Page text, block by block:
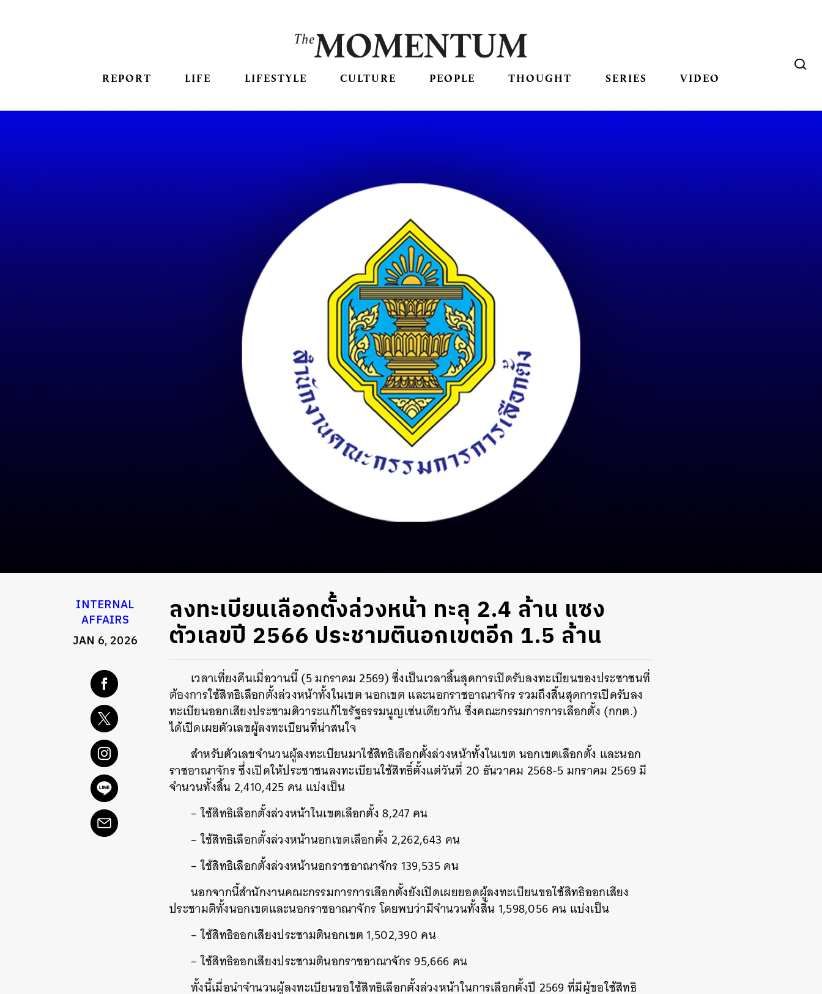
REPORT LIFE LIFESTYLE CULTURE PEOPLE THOUGHT SERIES VIDEO
INTERNAL
AFFAIRS
JAN 6, 2026
ลงทะเบียนเลือกตั้งล่วงหน้า ทะลุ 2.4 ล้าน แซง
ตัวเลขปี 2566 ประชามตินอกเขตอีก 1.5 ล้าน
เวลาเที่ยงคืนเมื่อวานนี้ (5 มกราคม 2569) ซึ่งเป็นเวลาสิ้นสุดการเปิดรับลงทะเบียนของประชาชนที่
ต้องการใช้สิทธิเลือกตั้งล่วงหน้าทั้งในเขต นอกเขต และนอกราชอาณาจักร รวมถึงสิ้นสุดการเปิดรับลง
ทะเบียนออกเสียงประชามติวาระแก้ไขรัฐธรรมนูญเช่นเดียวกัน ซึ่งคณะกรรมการการเลือกตั้ง (กกต.)
ได้เปิดเผยตัวเลขผู้ลงทะเบียนที่น่าสนใจ
สำหรับตัวเลขจำนวนผู้ลงทะเบียนมาใช้สิทธิเลือกตั้งล่วงหน้าทั้งในเขต นอกเขตเลือกตั้ง และนอก
ราชอาณาจักร ซึ่งเปิดให้ประชาชนลงทะเบียนใช้สิทธิ์ตั้งแต่วันที่ 20 ธันวาคม 2568-5 มกราคม 2569 มี
จำนวนทั้งสิ้น 2,410,425 คน แบ่งเป็น
– ใช้สิทธิเลือกตั้งล่วงหน้าในเขตเลือกตั้ง 8,247 คน
– ใช้สิทธิเลือกตั้งล่วงหน้านอกเขตเลือกตั้ง 2,262,643 คน
– ใช้สิทธิเลือกตั้งล่วงหน้านอกราชอาณาจักร 139,535 คน
นอกจากนี้สำนักงานคณะกรรมการการเลือกตั้งยังเปิดเผยยอดผู้ลงทะเบียนขอใช้สิทธิออกเสียง
ประชามติทั้งนอกเขตและนอกราชอาณาจักร โดยพบว่ามีจำนวนทั้งสิ้น 1,598,056 คน แบ่งเป็น
– ใช้สิทธิออกเสียงประชามตินอกเขต 1,502,390 คน
– ใช้สิทธิออกเสียงประชามตินอกราชอาณาจักร 95,666 คน
ทั้งนี้เมื่อนำจำนวนผู้ลงทะเบียนขอใช้สิทธิเลือกตั้งล่วงหน้าในการเลือกตั้งปี 2569 ที่มีผู้ขอใช้สิทธิ